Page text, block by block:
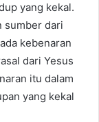
yang kekal.
sumber dari
kebenaran
dari Yesus
itu dalam
yang kekal